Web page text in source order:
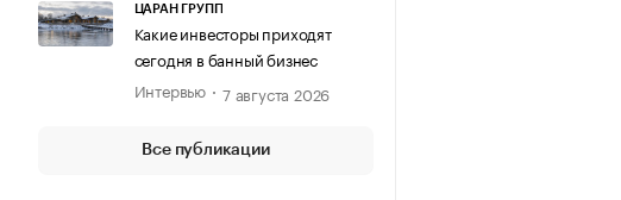
ЦАРАН ГРУПП
Какие инвесторы приходят
сегодня в банный бизнес
Интервью
7 августа 2026
Все публикации